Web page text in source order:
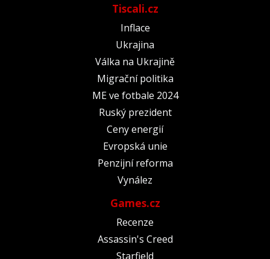
Tiscali.cz
Inflace
Ukrajina
Válka na Ukrajině
Migrační politika
ME ve fotbale 2024
Ruský prezident
Ceny energií
Evropská unie
Penzijní reforma
Vynález
Games.cz
Recenze
Assassin's Creed
Starfield